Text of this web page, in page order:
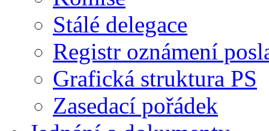
Stálé delegace
Registr oznámení
Grafická struktura PS
Zasedací pořádek